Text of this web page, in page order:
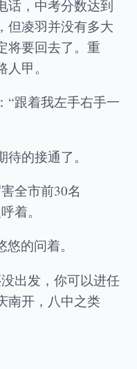
话，中考分数达到
但凌羽并没有多大
将要回去了。重
甲。
“跟着我左手右手一
的接通了。
全市前30名
着。
的问着。
出发，你可以进任
南开，八中之类